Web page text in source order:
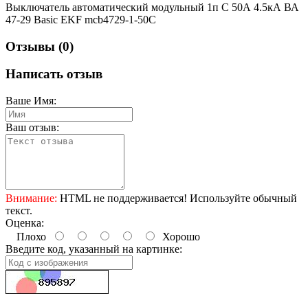
Выключатель автоматический модульный 1п C 50А 4.5кА ВА
47-29 Basic EKF mcb4729-1-50C
Отзывы (0)
Написать отзыв
Ваше Имя:
Ваш отзыв:
Внимание: HTML не поддерживается! Используйте обычный
текст.
Оценка:
Плохо
Хорошо
Введите код, указанный на картинке: